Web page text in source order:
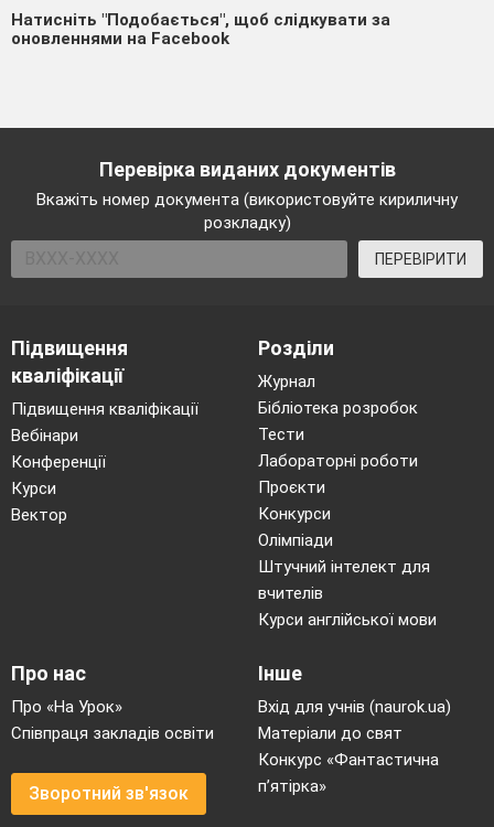
Натисніть "Подобається", щоб слідкувати за
оновленнями на Facebook
Перевірка виданих документів
Вкажіть номер документа (використовуйте кириличну
розкладку)
ПЕРЕВІРИТИ
Підвищення
кваліфікації
Підвищення кваліфікації
Вебінари
Конференції
Курси
Вектор
Розділи
Журнал
Бібліотека розробок
Тести
Лабораторні роботи
Проєкти
Конкурси
Олімпіади
Штучний інтелект для
вчителів
Курси англійської мови
Про нас
Про «На Урок»
Співпраця закладів освіти
Зворотний зв'язок
Інше
Вхід для учнів (naurok.ua)
Матеріали до свят
Конкурс «Фантастична
п’ятірка»